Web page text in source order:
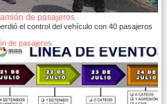
de pasajeros
el control del vehículo con 40 pasajeros
de pasajeros